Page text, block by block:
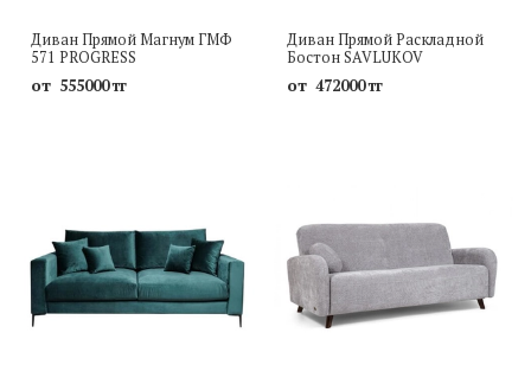
Диван Прямой Магнум ГМФ
571 PROGRESS
от 555000 тг
Диван Прямой Раскладной
Бостон SAVLUKOV
от 472000 тг